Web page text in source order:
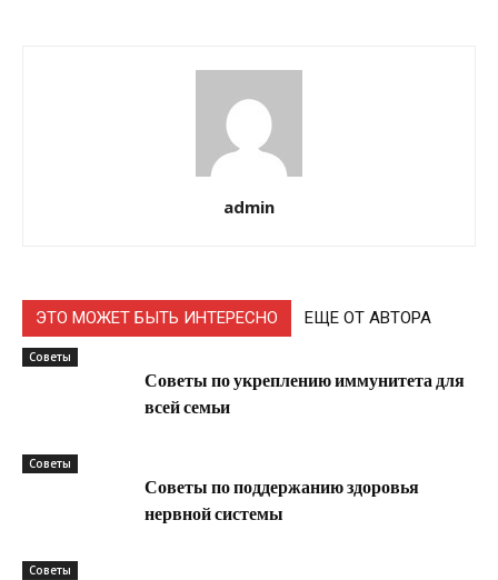
admin
ЭТО МОЖЕТ БЫТЬ ИНТЕРЕСНО ЕЩЕ ОТ АВТОРА
Советы
Советы по укреплению иммунитета для
всей семьи
Советы
Советы по поддержанию здоровья
нервной системы
Советы